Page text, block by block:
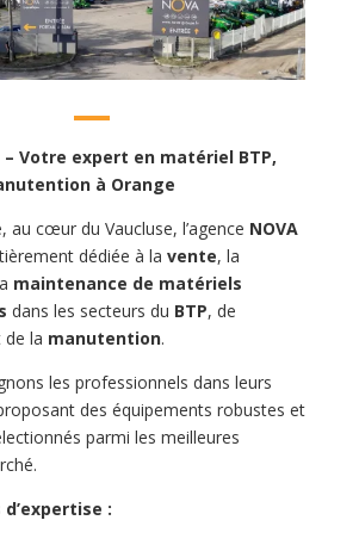
– Votre expert en matériel BTP,
à Orange
au cœur du Vaucluse, l’agence NOVA
dédiée à la vente, la
maintenance de matériels
dans les secteurs du BTP, de
de la manutention.
les professionnels dans leurs
des équipements robustes et
parmi les meilleures
: